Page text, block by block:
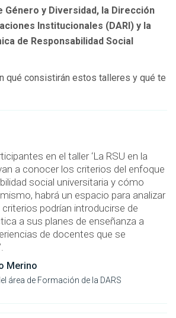
Género y Diversidad, la Dirección
Institucionales (DARI) y la
de Responsabilidad Social
qué consistirán estos talleres y qué te
en el taller ‘La RSU en la
a conocer los criterios del enfoque
social universitaria y cómo
habrá un espacio para analizar
podrían introducirse de
a sus planes de enseñanza a
de docentes que se
Merino
área de Formación de la DARS